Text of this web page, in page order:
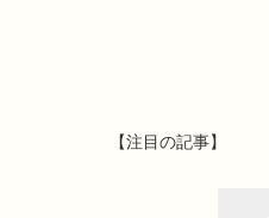
【注目の記事】